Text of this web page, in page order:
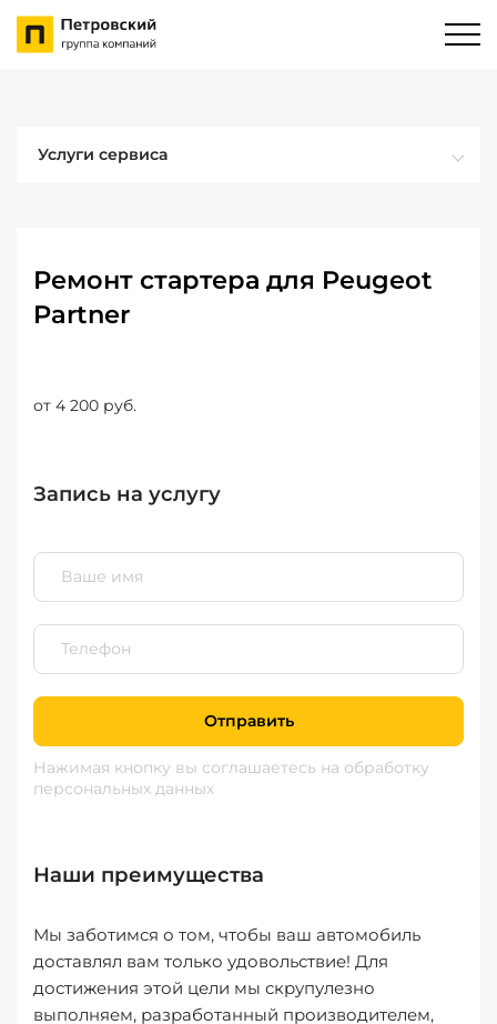
Услуги сервиса
Ремонт стартера для Peugeot
Partner
от 4 200 руб.
Запись на услугу
Отправить
Нажимая кнопку вы соглашаетесь на обработку
персональных данных
Наши преимущества
Мы заботимся о том, чтобы ваш автомобиль
доставлял вам только удовольствие! Для
достижения этой цели мы скрупулезно
выполняем, разработанный производителем,